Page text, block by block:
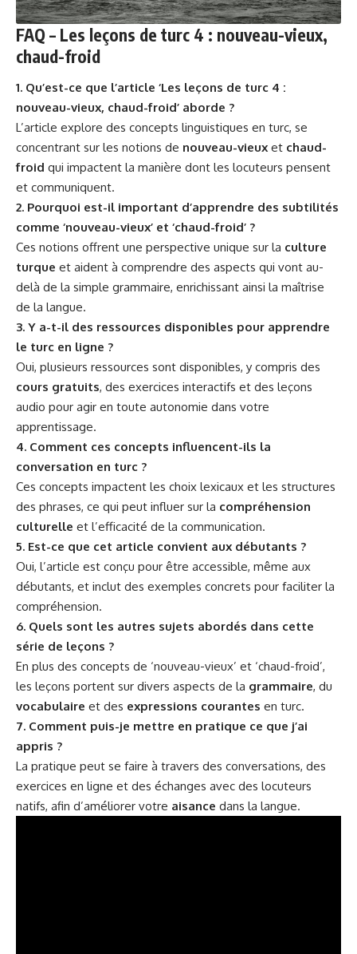
FAQ – Les leçons de turc 4 : nouveau-vieux,
chaud-froid
1. Qu’est-ce que l’article ‘Les leçons de turc 4 :
nouveau-vieux, chaud-froid’ aborde ?
L’article explore des concepts linguistiques en turc, se
concentrant sur les notions de nouveau-vieux et chaud-
froid qui impactent la manière dont les locuteurs pensent
et communiquent.
2. Pourquoi est-il important d’apprendre des subtilités
comme ‘nouveau-vieux’ et ‘chaud-froid’ ?
Ces notions offrent une perspective unique sur la culture
turque et aident à comprendre des aspects qui vont au-
delà de la simple grammaire, enrichissant ainsi la maîtrise
de la langue.
3. Y a-t-il des ressources disponibles pour apprendre
le turc en ligne ?
Oui, plusieurs ressources sont disponibles, y compris des
cours gratuits, des exercices interactifs et des leçons
audio pour agir en toute autonomie dans votre
apprentissage.
4. Comment ces concepts influencent-ils la
conversation en turc ?
Ces concepts impactent les choix lexicaux et les structures
des phrases, ce qui peut influer sur la compréhension
culturelle et l’efficacité de la communication.
5. Est-ce que cet article convient aux débutants ?
Oui, l’article est conçu pour être accessible, même aux
débutants, et inclut des exemples concrets pour faciliter la
compréhension.
6. Quels sont les autres sujets abordés dans cette
série de leçons ?
En plus des concepts de ‘nouveau-vieux’ et ‘chaud-froid’,
les leçons portent sur divers aspects de la grammaire, du
vocabulaire et des expressions courantes en turc.
7. Comment puis-je mettre en pratique ce que j’ai
appris ?
La pratique peut se faire à travers des conversations, des
exercices en ligne et des échanges avec des locuteurs
natifs, afin d’améliorer votre aisance dans la langue.